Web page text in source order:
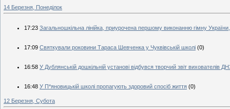
14 Березня, Понеділок
17:23 Загальношкільна лінійка, приурочена першому виконанню гімну
17:09 Святкували роковини Тараса Шевченка у Чуквівській школі (0)
16:58 У Дублянській дошкільній установі відбувся творчий звіт вихователів
16:48 У П*яновицькій школі пропагують здоровий спосіб життя (0)
12 Березня, Субота